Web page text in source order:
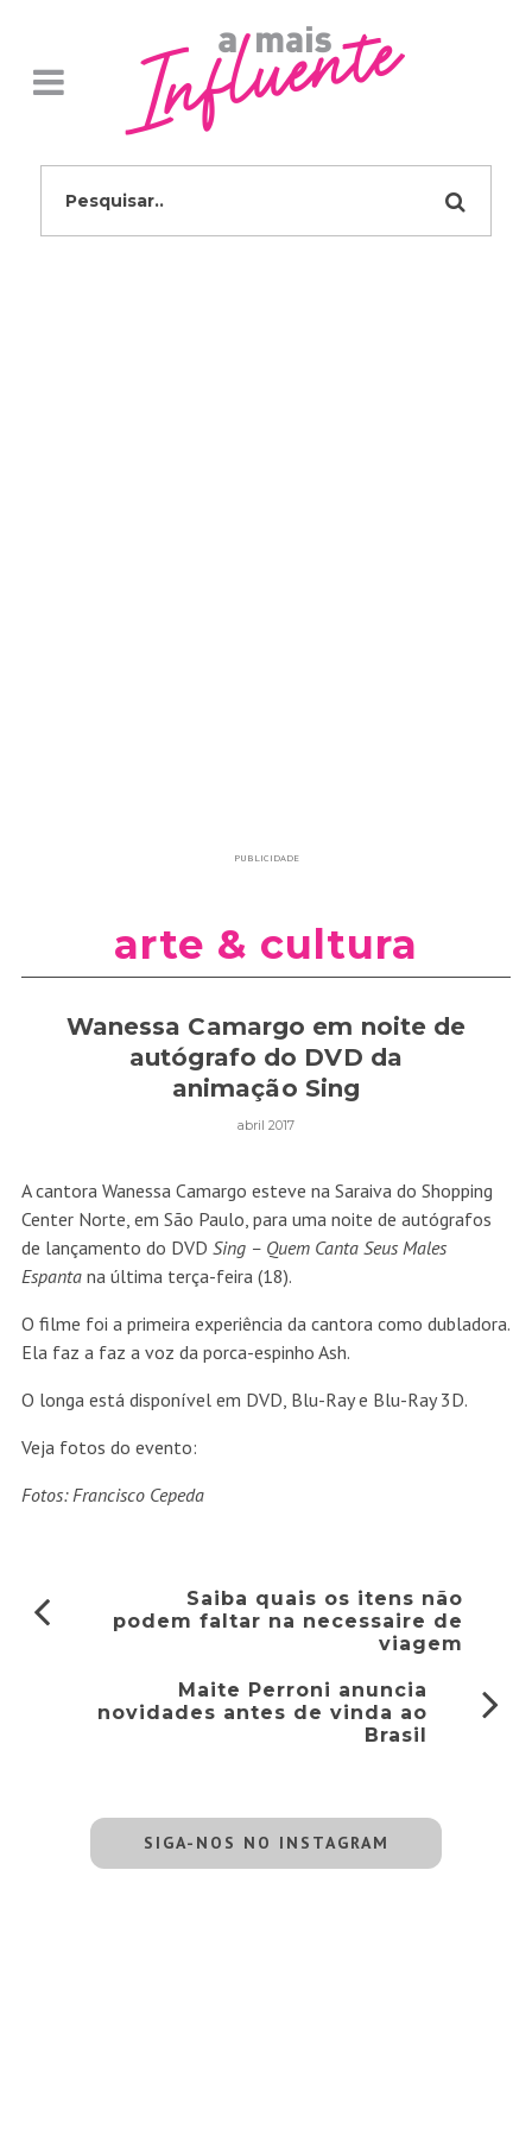
PUBLICIDADE
arte & cultura
Wanessa Camargo em noite de
autógrafo do DVD da
animação Sing
abril 2017
A cantora Wanessa Camargo esteve na Saraiva do Shopping
Center Norte, em São Paulo, para uma noite de autógrafos
de lançamento do DVD Sing – Quem Canta Seus Males
Espanta na última terça-feira (18).
O filme foi a primeira experiência da cantora como dubladora.
Ela faz a faz a voz da porca-espinho Ash.
O longa está disponível em DVD, Blu-Ray e Blu-Ray 3D.
Veja fotos do evento:
Fotos:Francisco Cepeda
Saiba quais os itens não
podem faltar na necessaire de
viagem
Maite Perroni anuncia
novidades antes de vinda ao
Brasil
SIGA-NOS NO INSTAGRAM